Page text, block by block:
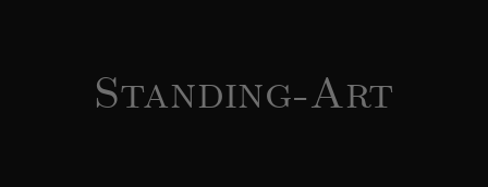
Standing-Art